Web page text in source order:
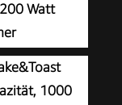
Watt
1000